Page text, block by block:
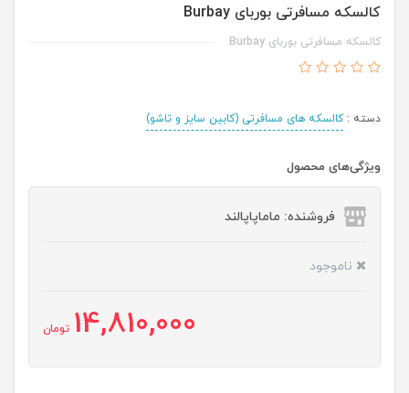
کالسکه مسافرتی بوربای Burbay
کالسکه مسافرتی بوربای Burbay
دسته :کالسکه های مسافرتی (کابین سایز و تاشو)
ویژگی‌های محصول
فروشنده: ماماپاپالند
ناموجود
14,810,000 تومان